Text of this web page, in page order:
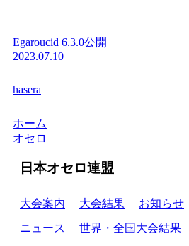
Egaroucid 6.3.0公開
2023.07.10
hasera
ホーム
オセロ
日本オセロ連盟
大会案内 大会結果 お知らせ
ニュース 世界・全国大会結果